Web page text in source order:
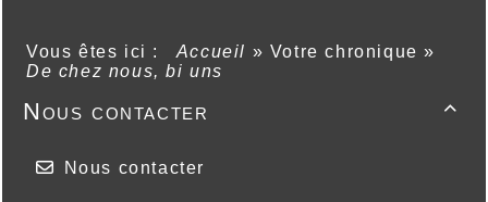
Vous êtes ici : Accueil » Votre chronique »
De chez nous, bi uns

Nous contacter
Nous contacter